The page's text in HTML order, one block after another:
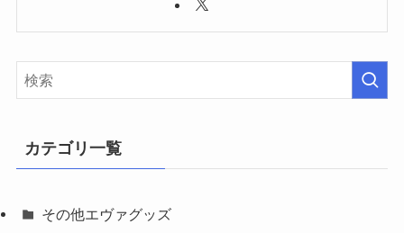
カテゴリ一覧
その他エヴァグッズ